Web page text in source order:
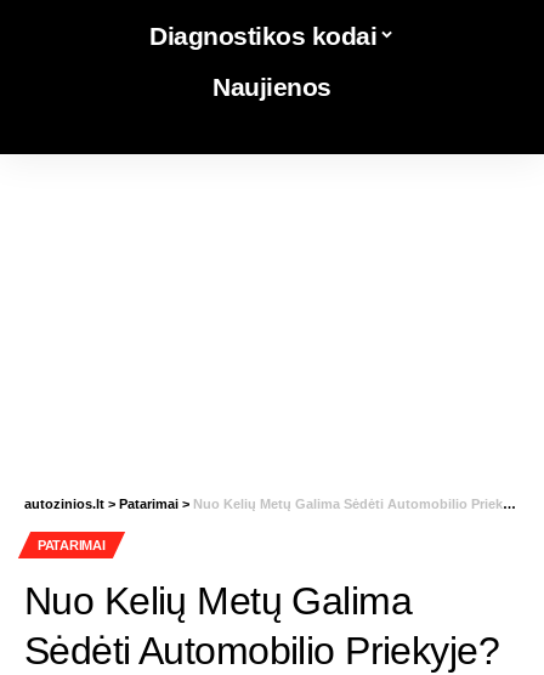
Diagnostikos kodai
Naujienos
autozinios.lt > Patarimai > Nuo Kelių Metų Galima Sėdėti Automobilio Priekyje?
PATARIMAI
Nuo Kelių Metų Galima
Sėdėti Automobilio Priekyje?